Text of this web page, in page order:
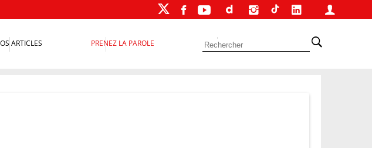
ARTICLES PRENEZ LA PAROLE